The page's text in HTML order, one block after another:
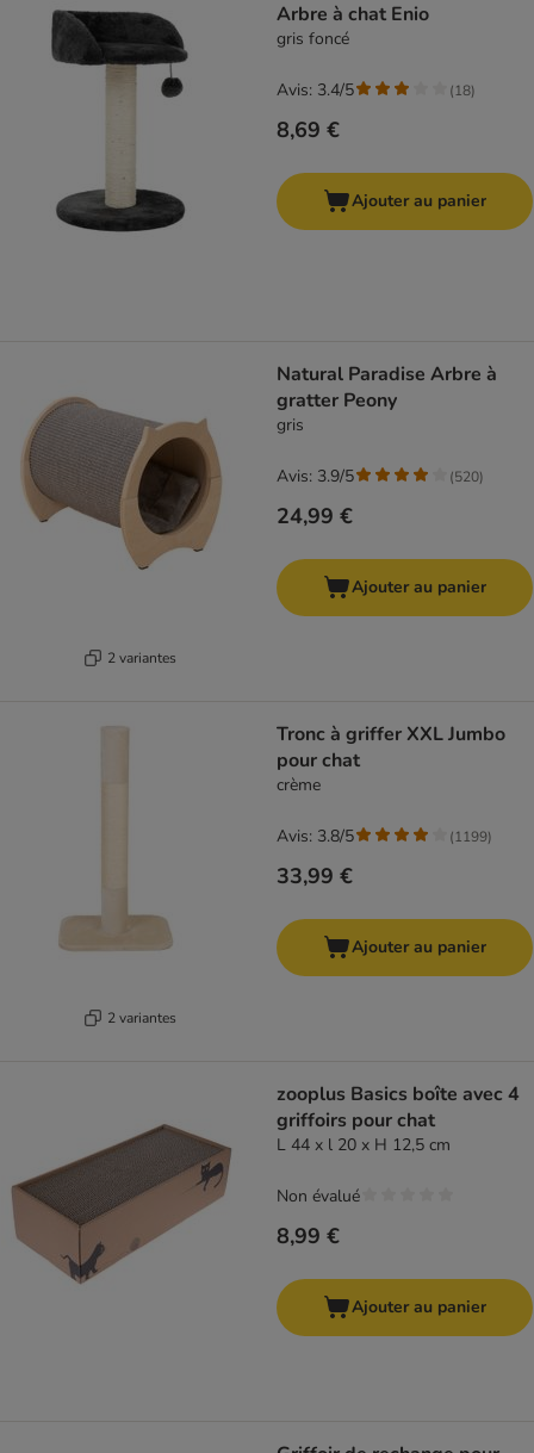
Arbre à chat Enio
gris foncé
8,69 €
Avis: 3.4/5 (18)
Ajouter au panier
2 variantes
Natural Paradise Arbre à
gratter Peony
gris
24,99 €
Avis: 3.9/5 (520)
Ajouter au panier
2 variantes
Tronc à griffer XXL Jumbo
pour chat
crème
33,99 €
Avis: 3.8/5 (1199)
Ajouter au panier
zooplus Basics boîte avec 4
griffoirs pour chat
L 44 x l 20 x H 12,5 cm
8,99 €
Non évalué
Ajouter au panier